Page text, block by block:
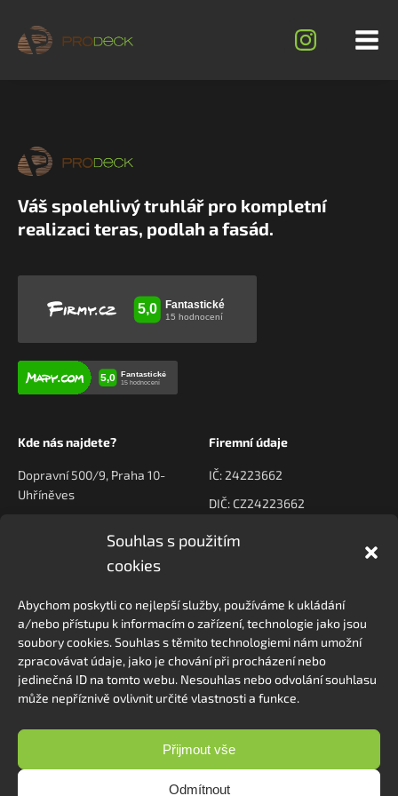
Souhlas s použitím
cookies
Abychom poskytli co nejlepší služby, používáme k ukládání
a/nebo přístupu k informacím o zařízení, technologie jako jsou
soubory cookies. Souhlas s těmito technologiemi nám umožní
zpracovávat údaje, jako je chování při procházení nebo
jedinečná ID na tomto webu. Nesouhlas nebo odvolání souhlasu
může nepříznivě ovlivnit určité vlastnosti a funkce.
Přijmout vše
Odmítnout
Váš spolehlivý truhlář pro kompletní
realizaci teras, podlah a fasád.
Kde nás najdete?
Dopravní 500/9, Praha 10-
Uhříněves
Firemní údaje
IČ: 24223662
DIČ: CZ24223662
Kontaktujte nás
+420 778 222 800
Navigace
O nás
Kontakt